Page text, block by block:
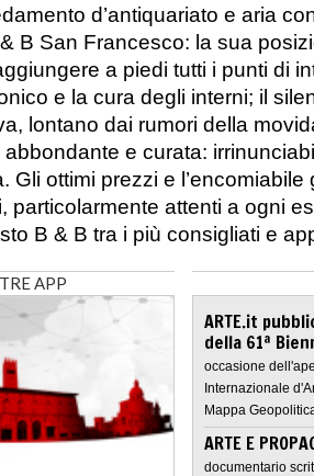
d’antiquariato e aria
B San Francesco: la sua
a piedi tutti i punti di
e la cura degli interni; il
lontano dai rumori della
e curata:
Gli ottimi prezzi e
particolarmente attenti a ogni
B & B tra i più consigliati e
APP
ARTE.it
della 61ª
occasione
Internazionale
Mappa
ARTE E
documentario